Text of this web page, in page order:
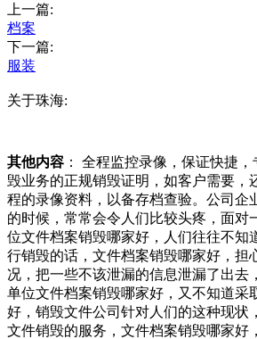
上一篇:
档案
下一篇:
服装
关于珠海:
其他内容 ： 全程监控录像，保证快捷
毁业务的正规销毁证明，如客户需要，
程的录像资料，以备存档查验。公司企
的时候，常常会令人们比较头疼，面对
位文件档案销毁哪家好，人们往往不知
行销毁的话，文件档案销毁哪家好，担
况，把一些不该泄漏的信息泄漏了出去
单位文件档案销毁哪家好，又不知道采
好，销毁文件公司针对人们的这种现状
文件销毁的服务，文件档案销毁哪家好